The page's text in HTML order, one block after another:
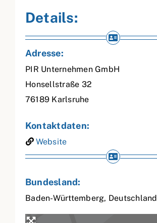
Details:
Adresse:
PIR Unternehmen GmbH
Honsellstraße 32
76189 Karlsruhe
Kontaktdaten:
Website
Bundesland:
Baden-Württemberg, Deutschland